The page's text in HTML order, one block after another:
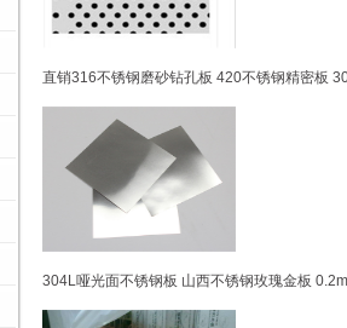
直销316不锈钢磨砂钻孔板 420不锈钢精密板
304L哑光面不锈钢板 山西不锈钢玫瑰金板